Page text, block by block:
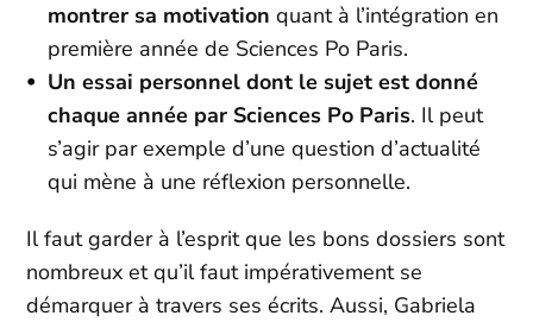
montrer sa motivation quant à l’intégration en
première année de Sciences Po Paris.
Un essai personnel dont le sujet est donné
chaque année par Sciences Po Paris. Il peut
s’agir par exemple d’une question d’actualité
qui mène à une réflexion personnelle.
Il faut garder à l’esprit que les bons dossiers sont
nombreux et qu’il faut impérativement se
démarquer à travers ses écrits. Aussi, Gabriela